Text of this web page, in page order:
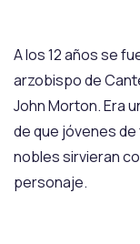
A los 12 años se
arzobispo de
John Morton. Era
de que jóvenes
nobles sirvieran
personaje.